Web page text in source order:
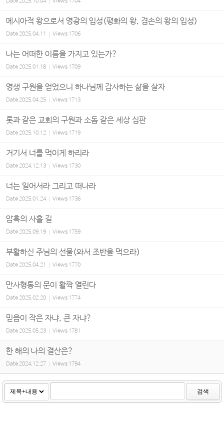
메시아적 왕으로서 영광의 입성(평화의 왕, 겸손의 왕의 입성)
Date2025.04.11 Views 1706
나는 어떠한 이름을 가지고 있는가?
Date2025.01.18 Views 1709
영생 구원을 얻었으니 하나님께 감사하는 삶을 살자
Date2025.04.25 Views 1713
롯과 같은 교회의 구원과 소돔 같은 세상 심판
Date2025.10.12 Views 1719
거기서 너를 먹이게 하리라
Date2024.12.13 Views 1730
너는 일어서라 그리고 떠나라
Date2025.01.24 Views 1736
암흑의 사흘 길
Date2025.09.19 Views 1759
부활하신 주님의 선물(와서 조반을 먹으라)
Date2025.04.21 Views 1770
만사형통의 문이 활짝 열린다
Date2025.02.20 Views 1774
믿음이 작은 자냐, 큰 자냐?
Date2025.05.23 Views 1781
한 해의 나의 결산은?
Date 2024.12.27 Views 1794
검색